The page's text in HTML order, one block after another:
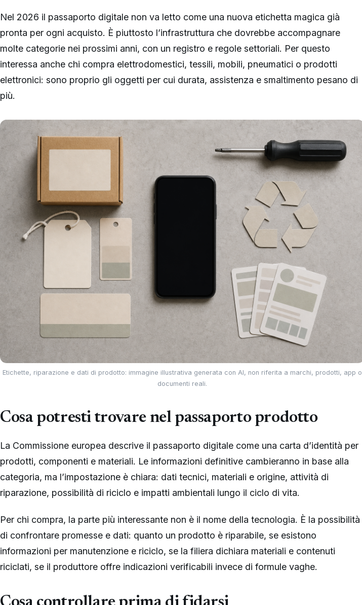
Nel 2026 il passaporto digitale non va letto come una nuova etichetta magica già
pronta per ogni acquisto. È piuttosto l’infrastruttura che dovrebbe accompagnare
molte categorie nei prossimi anni, con un registro e regole settoriali. Per questo
interessa anche chi compra elettrodomestici, tessili, mobili, pneumatici o prodotti
elettronici: sono proprio gli oggetti per cui durata, assistenza e smaltimento pesano di
più.
Etichette, riparazione e dati di prodotto: immagine illustrativa generata con AI, non riferita a marchi, prodotti, app o
documenti reali.
Cosa potresti trovare nel passaporto prodotto
La Commissione europea descrive il passaporto digitale come una carta d’identità per
prodotti, componenti e materiali. Le informazioni definitive cambieranno in base alla
categoria, ma l’impostazione è chiara: dati tecnici, materiali e origine, attività di
riparazione, possibilità di riciclo e impatti ambientali lungo il ciclo di vita.
Per chi compra, la parte più interessante non è il nome della tecnologia. È la possibilità
di confrontare promesse e dati: quanto un prodotto è riparabile, se esistono
informazioni per manutenzione e riciclo, se la filiera dichiara materiali e contenuti
riciclati, se il produttore offre indicazioni verificabili invece di formule vaghe.